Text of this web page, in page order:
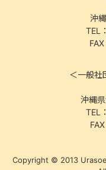
沖縄
TEL
FAX
＜一般社
沖縄県
TEL
FAX
Copyright © 2013